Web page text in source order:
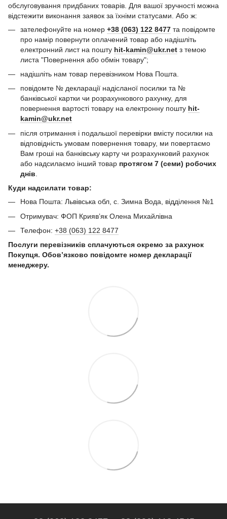
обслуговування придбаних товарів. Для вашої зручності можна
відстежити виконання заявок за їхніми статусами. Або ж:
зателефонуйте на номер +38 (063) 122 8477 та повідомте
про намір повернути оплачений товар або надішліть
електронний лист на пошту hit-kamin@ukr.net з темою
листа "Повернення або обмін товару";
надішліть нам товар перевізником Нова Пошта.
повідомте № декларації надісланої посилки та №
банківської картки чи розрахункового рахунку, для
повернення вартості товару на електронну пошту hit-
kamin@ukr.net
після отримання і подальшої перевірки вмісту посилки на
відповідність умовам повернення товару, ми повертаємо
Вам гроші на банківську карту чи розрахунковий рахунок
або надсилаємо інший товар протягом 7 (семи) робочих
днів
Куди надсилати товар:
Нова Пошта: Львівська обл, с. Зимна Вода, відділення №1
Отримувач: ФОП Криявʼяк Олена Михайлівна
Телефон: +38 (063) 122 8477
Послуги перевізників сплачуються окремо за рахунок
Покупця. Обов’язково повідомте номер декларації
менеджеру.